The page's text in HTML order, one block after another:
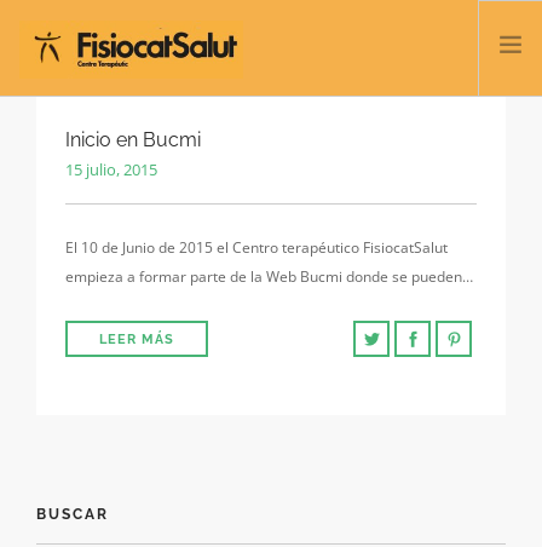
TRATAMIENTOS
SERVICIOS Y CLASES
CONTACTO
Inicio en Bucmi
15 julio, 2015
El 10 de Junio de 2015 el Centro terapéutico FisiocatSalut
empieza a formar parte de la Web Bucmi donde se pueden…
LEER MÁS
BUSCAR